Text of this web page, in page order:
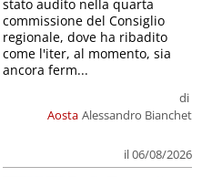
Aosta
di
Alessandro Bianchet
il 06/08/2026
stato audito nella quarta
commissione del Consiglio
regionale, dove ha ribadito
come l'iter, al momento, sia
ancora ferm...